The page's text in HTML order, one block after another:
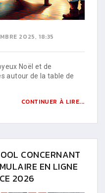
2025, 18:35
Noël et de
autour de la table de
CONTINUER À LIRE...
CONCERNANT
EN LIGNE
2026